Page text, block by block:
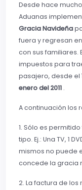
Desde hace
Aduanas
Gracia Navideña
fuera y regresan
con sus familiares.
impuestos para
pasajero, desde el
enero del 2011 .
A continuación los
1. Sólo es
tipo. Ej.: Una TV, 1
mismos no puede
concede la gracia
2. La factura de